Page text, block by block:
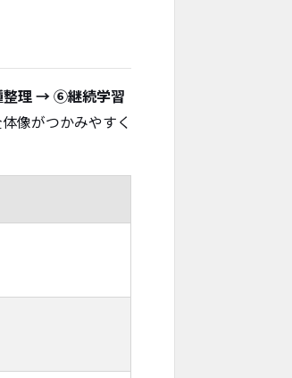
理 → ⑥継続学習
像がつかみやすく